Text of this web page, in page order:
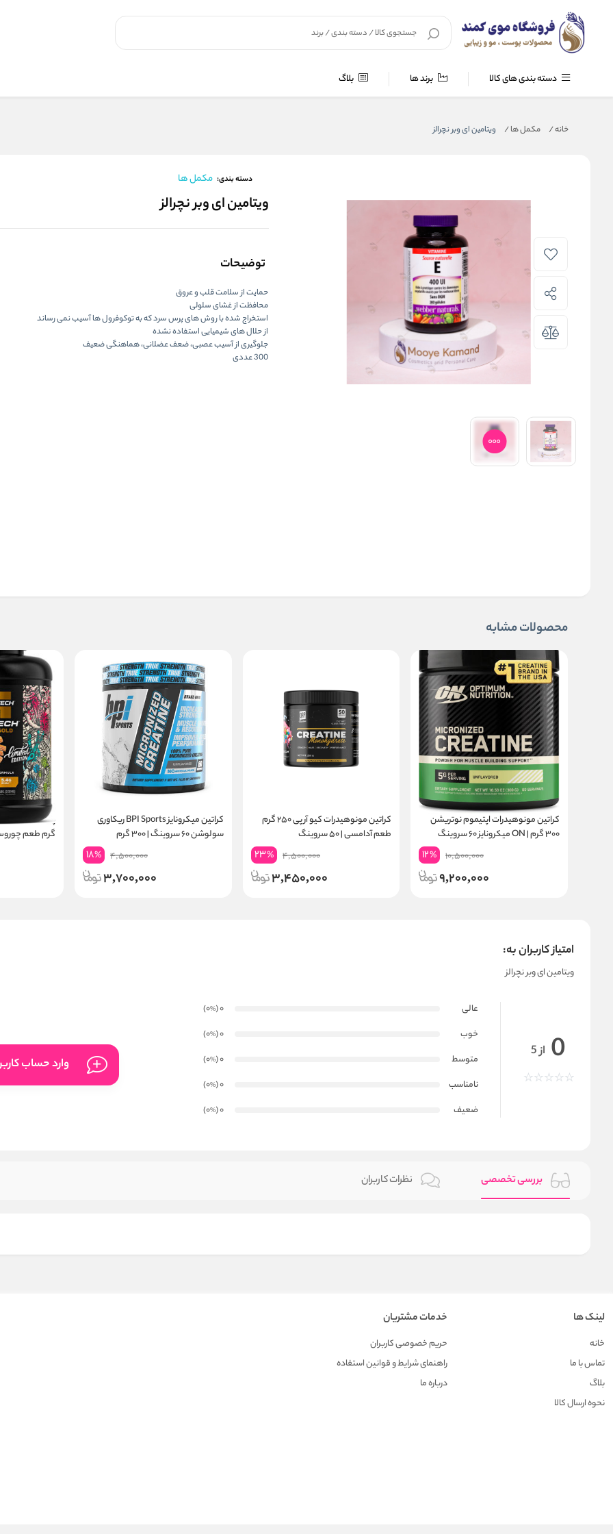
دسته بندی های کالا برند ها بلاگ
خانه/ مکمل ها/ ویتامین ای وبر نچرالز
دسته بندی: مکمل ها
ویتامین ای وبر نچرالز
توضیحات
حمایت از سلامت قلب و عروق
محافظت از غشای سلولی
استخراج شده با روش های پرس سرد که به توکوفرول ها آسیب نمی رساند
از حلال های شیمیایی استفاده نشده
جلوگیری از آسیب عصبی، ضعف عضلانی، هماهنگی ضعیف
300 عددی
محصولات مشابه
کراتین مونوهیدرات اپتیموم نوتریشن
۳۰۰ گرم | ON میکرونایز ۶۰ سروینگ
10,500,000
12%
9,200,000
کراتین مونوهیدرات کیو آر پی ۲۵۰ گرم
طعم آدامسی | ۵۰ سروینگ
4,500,000
23%
3,450,000
کراتین میکرونایز BPI Sports ریکاوری
سولوشن ۶۰ سروینگ | ۳۰۰ گرم
4,500,000
18%
3,700,000
گرم طعم چوروس | ۲۴ گرم
امتیاز کاربران به:
ویتامین ای وبر نچرالز
0 از 5
عالی 0
(0
%
)
خوب
0
(0
%
)
متوسط
0
(0
%
)
نامناسب
0
(0
%
)
ضعیف
0
(0
%
)
وارد حساب
بررسی تخصصی نظرات کاربران
لینک ها
خانه
تماس با ما
بلاگ
نحوه ارسال کالا
خدمات مشتریان
حریم خصوصی کاربران
راهنمای شرایط و قوانین استفاده
درباره ما